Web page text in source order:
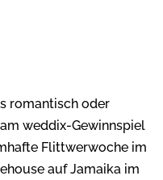
romantisch oder
weddix-Gewinnspiel
Flittwerwoche im
auf Jamaika im